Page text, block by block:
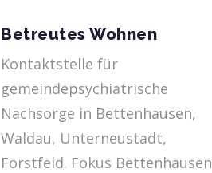
Betreutes Wohnen
Kontaktstelle für
gemeindepsychiatrische
Nachsorge in Bettenhausen,
Waldau, Unterneustadt,
Forstfeld. Fokus Bettenhausen